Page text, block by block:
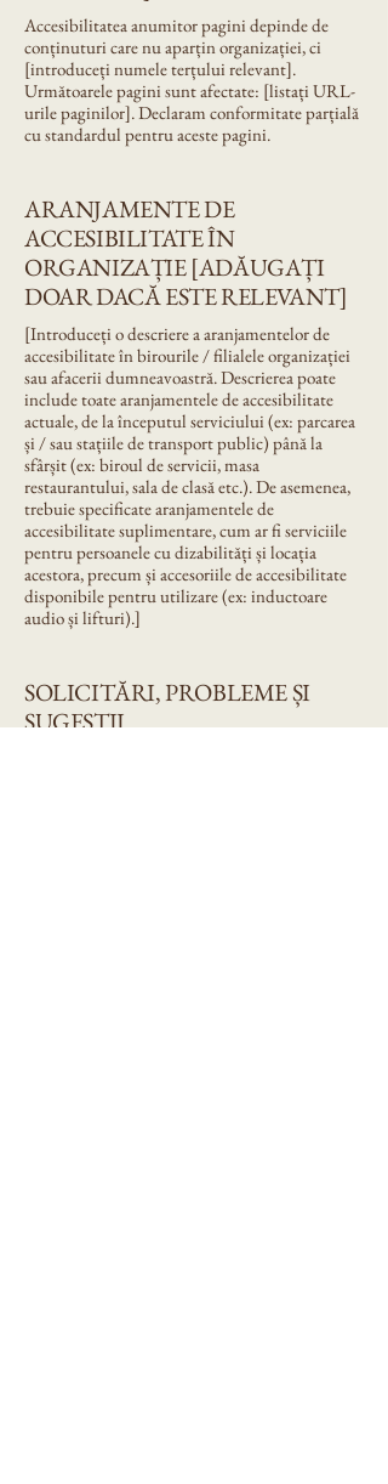
Accesibilitatea anumitor pagini depinde de
conținuturi care nu aparțin organizației, ci
[introduceți numele terțului relevant].
Următoarele pagini sunt afectate: [listați URL-
urile paginilor]. Declaram conformitate parțială
cu standardul pentru aceste pagini.
ARANJAMENTE DE
ACCESIBILITATE ÎN
ORGANIZAȚIE [ADĂUGAȚI
DOAR DACĂ ESTE RELEVANT]
[Introduceți o descriere a aranjamentelor de
accesibilitate în birourile / filialele organizației
sau afacerii dumneavoastră. Descrierea poate
include toate aranjamentele de accesibilitate
actuale, de la începutul serviciului (ex: parcarea
și / sau stațiile de transport public) până la
sfârșit (ex: biroul de servicii, masa
restaurantului, sala de clasă etc.). De asemenea,
trebuie specificate aranjamentele de
accesibilitate suplimentare, cum ar fi serviciile
pentru persoanele cu dizabilități și locația
acestora, precum și accesoriile de accesibilitate
disponibile pentru utilizare (ex: inductoare
audio și lifturi).]
SOLICITĂRI, PROBLEME ȘI
SUGESTII